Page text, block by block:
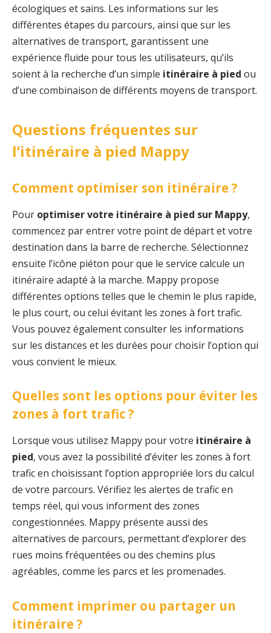
écologiques et sains. Les informations sur les
différentes étapes du parcours, ainsi que sur les
alternatives de transport, garantissent une
expérience fluide pour tous les utilisateurs, qu’ils
soient à la recherche d’un simple itinéraire à pied ou
d’une combinaison de différents moyens de transport.
Questions fréquentes sur
l’itinéraire à pied Mappy
Comment optimiser son itinéraire ?
Pour optimiser votre itinéraire à pied sur Mappy,
commencez par entrer votre point de départ et votre
destination dans la barre de recherche. Sélectionnez
ensuite l’icône piéton pour que le service calcule un
itinéraire adapté à la marche. Mappy propose
différentes options telles que le chemin le plus rapide,
le plus court, ou celui évitant les zones à fort trafic.
Vous pouvez également consulter les informations
sur les distances et les durées pour choisir l’option qui
vous convient le mieux.
Quelles sont les options pour éviter les
zones à fort trafic ?
Lorsque vous utilisez Mappy pour votre itinéraire à
pied, vous avez la possibilité d’éviter les zones à fort
trafic en choisissant l’option appropriée lors du calcul
de votre parcours. Vérifiez les alertes de trafic en
temps réel, qui vous informent des zones
congestionnées. Mappy présente aussi des
alternatives de parcours, permettant d’explorer des
rues moins fréquentées ou des chemins plus
agréables, comme les parcs et les promenades.
Comment imprimer ou partager un
itinéraire ?